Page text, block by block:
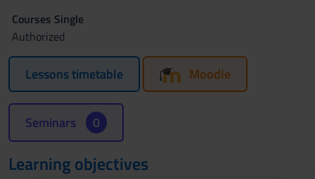
Courses Single
Authorized
Lessons timetable Moodle
Seminars 0
Learning objectives